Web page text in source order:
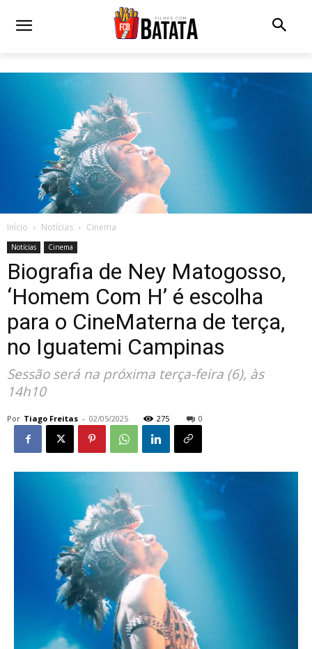
Início Notícias Cinema
Notícias Cinema
Biografia de Ney Matogosso,
‘Homem Com H’ é escolha
para o CineMaterna de terça,
no Iguatemi Campinas
Sessão será na próxima terça-feira (6), às
14h10
Por Tiago Freitas - 02/05/2025 275 0